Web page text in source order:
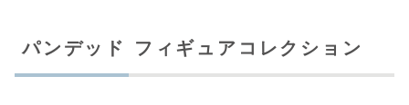
パンデッド フィギュアコレクション